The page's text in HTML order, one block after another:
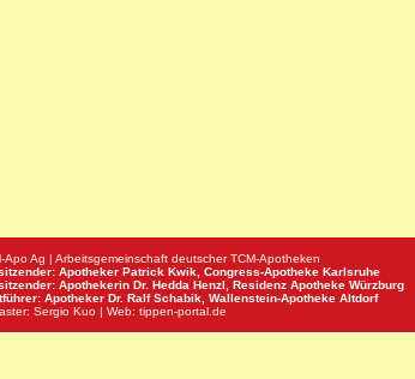
Apo Ag | Arbeitsgemeinschaft deutscher TCM-Apotheken
Apotheker Patrick Kwik, Congress-Apotheke Karlsruhe
Apothekerin Dr. Hedda Henzl, Residenz Apotheke Würzburg
Apotheker Dr. Ralf Schabik, Wallenstein-Apotheke Altdorf
Sergio Kuo | Web: tippen-portal.de